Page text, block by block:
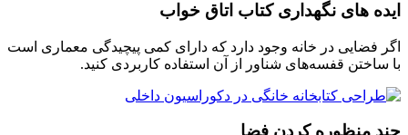
ایده های نگهداری کتاب اتاق خواب
اگر فضایی در خانه وجود دارد که دارای کمی پیچیدگی معماری است
با ساختن قفسه‌های شناور از آن استفاده کاربردی کنید.
چند منظوره کردن فضا